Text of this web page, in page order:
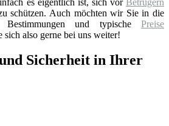
schützen. Auch möchten wir Sie in die
Bestimmungen und typische Preise
also gerne bei uns weiter!
Sicherheit in Ihrer